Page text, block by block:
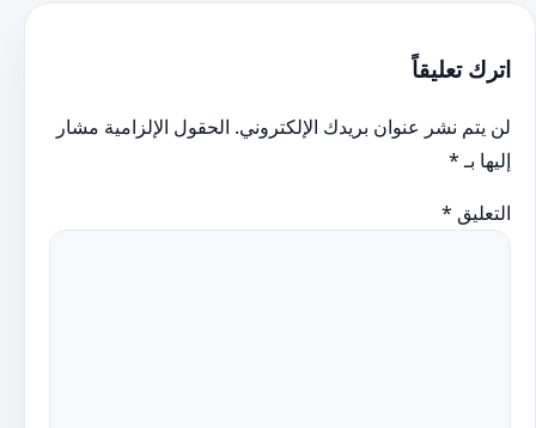
اترك تعليقاً
لن يتم نشر عنوان بريدك الإلكتروني. الحقول الإلزامية مشار
إليها بـ*
التعليق *